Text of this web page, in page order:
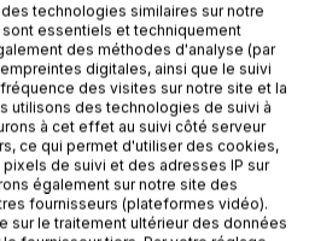
AU PANIER
technologies similaires sur notre
essentiels et techniquement
des méthodes d'analyse (par
digitales, ainsi que le suivi
des visites sur notre site et la
utilisons des technologies de suivi à
à cet effet au suivi côté serveur
ce qui permet d'utiliser des cookies,
de suivi et des adresses IP sur
également sur notre site des
fournisseurs (plateformes vidéo).
sur le traitement ultérieur des données